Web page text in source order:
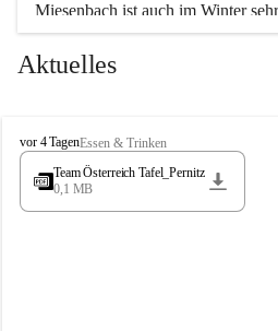
Miesenbach ist auch im Winter
Eisstockschießen gibt es auf dem
wunderschöne Naturschneepisten,
vielfältige Angebot unserer
Überzeugen Sie sich selbst, dass
in den Beherbergungsbetrieben,
Wir kennen Miesenbach als
Tradition und Innovation werden
Aktuelles
M
i
s
vor 4 TagenEssen & Trinken
Team Österreich Tafel_Pernitz
0,1 MB